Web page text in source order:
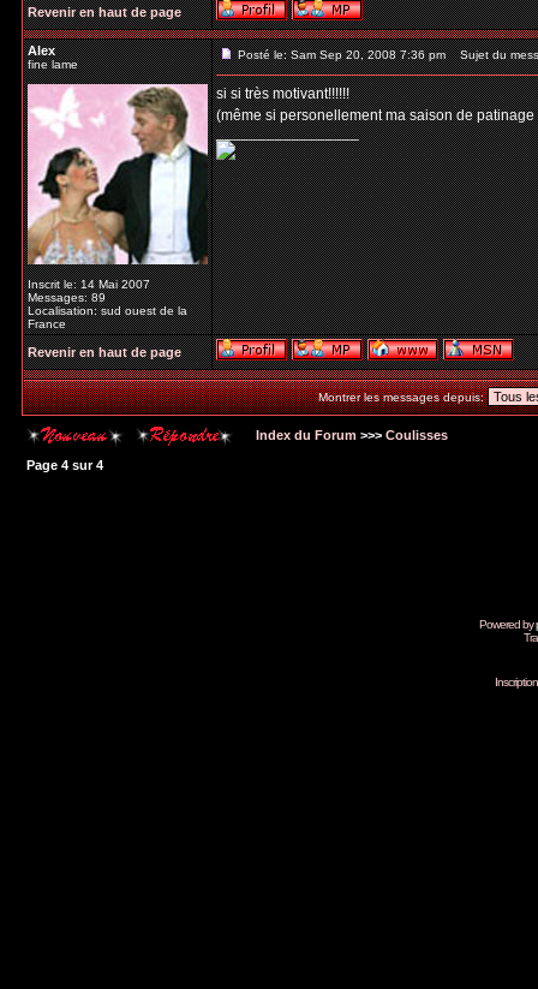
Revenir en haut de page
Alex
fine lame
Inscrit le: 14 Mai 2007
Messages: 89
Localisation: sud ouest de la
France
Posté le: Sam Sep 20, 2008 7:36 pm Sujet du
si si très motivant!!!!!!
(même si personellement ma saison de
_________________
Revenir en haut de page
Montrer les messages depuis:
Index du Forum >>> Coulisses
Page 4 sur4
Powered by